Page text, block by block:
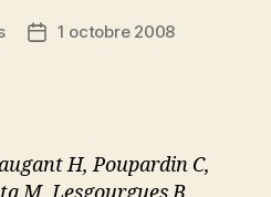
Date1 octobre 2008
H, Poupardin C,